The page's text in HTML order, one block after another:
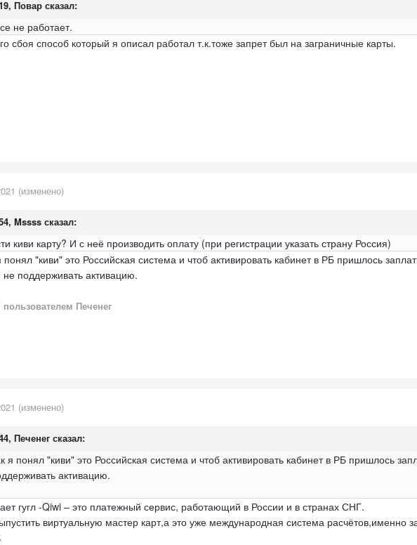
Повар сказал:
не работает.
сбоя способ который я описал работал т.к.тоже запрет был на заграничные карты.
(изменено)
Mssss сказал:
киви карту? И с неё производить оплату (при регистрации указать страну Россия)
"киви" это Российская система и чтоб активировать кабинет в РБ пришлось
не поддерживать активацию.
пользователем Печенег
(изменено)
Печенег сказал:
я понял "киви" это Российская система и чтоб активировать кабинет в РБ пришлось
активацию.
гугл -Qiwi – это платежный сервис, работающий в России и в странах СНГ.
виртуальную мастер карт,а это уже международная система расчётов,именно